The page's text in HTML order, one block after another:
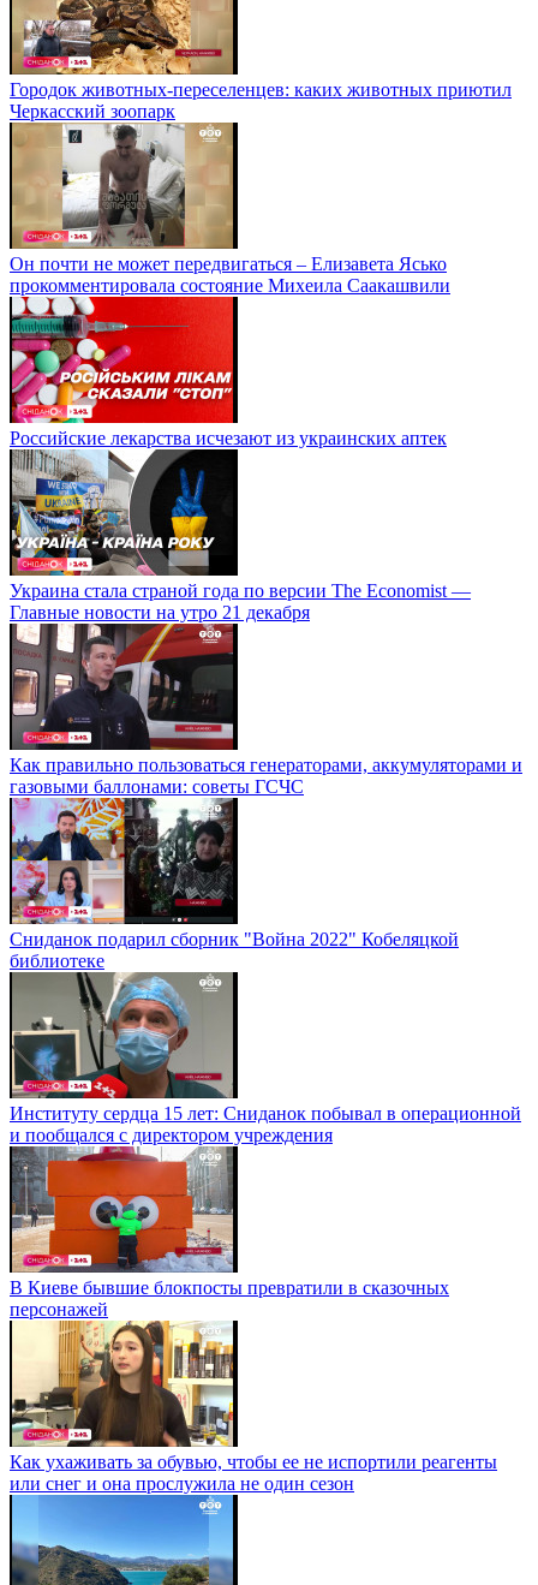
Городок животных-переселенцев: каких животных приютил
Черкасский зоопарк
Он почти не может передвигаться – Елизавета Ясько
прокомментировала состояние Михеила Саакашвили
Российские лекарства исчезают из украинских аптек
Украина стала страной года по версии The Economist —
Главные новости на утро 21 декабря
Как правильно пользоваться генераторами, аккумуляторами и
газовыми баллонами: советы ГСЧС
Сниданок подарил сборник "Война 2022" Кобеляцкой
библиотеке
Институту сердца 15 лет: Сниданок побывал в операционной
и пообщался с директором учреждения
В Киеве бывшие блокпосты превратили в сказочных
персонажей
Как ухаживать за обувью, чтобы ее не испортили реагенты
или снег и она прослужила не один сезон